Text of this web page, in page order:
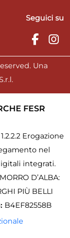
Seguici su
Una
FESR
Erogazione
nel
integrati.
MORRO D’ALBA:
PIÙ BELLI
B4EF82558B